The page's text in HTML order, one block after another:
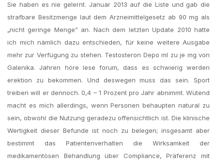
Sie haben es nie gelernt. Januar 2013 auf die Liste und gab die
strafbare Besitzmenge laut dem Arzneimittelgesetz ab 90 mg als
„nicht geringe Menge” an. Nach dem letzten Update 2010 hatte
ich mich nämlich dazu entschieden, für keine weitere Ausgabe
mehr zur Verfügung zu stehen. Testosteron Depo ml zu je mg von
Galenika. Jahren höre lese forum, dass es schwierig werden
erektion zu bekommen. Und deswegen muss das sein. Sport
treiben will er dennoch. 0,4 – 1 Prozent pro Jahr abnimmt. Wütend
macht es mich allerdings, wenn Personen behaupten natural zu
sein, obwohl die Nutzung geradezu offensichtlich ist. Die klinische
Wertigkeit dieser Befunde ist noch zu belegen; insgesamt aber
bestimmt das Patientenverhalten die Wirksamkeit der
medikamentösen Behandlung über Compliance, Präferenz mit